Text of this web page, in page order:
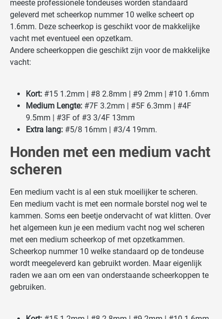
meeste professionele tondeuses worden standaard
geleverd met scheerkop nummer 10 welke scheert op
1.6mm. Deze scheerkop is geschikt voor de makkelijke
vacht met eventueel een opzetkam.
Andere scheerkoppen die geschikt zijn voor de makkelijke
vacht:
Kort: #15 1.2mm | #8 2.8mm | #9 2mm | #10 1.6mm
Medium Lengte: #7F 3.2mm | #5F 6.3mm | #4F
9.5mm | #3F of #3 3/4F 13mm
Extra lang: #5/8 16mm | #3/4 19mm.
Honden met een medium vacht
scheren
Een medium vacht is al een stuk moeilijker te scheren.
Een medium vacht is met een normale borstel nog wel te
kammen. Soms een beetje ondervacht of wat klitten. Over
het algemeen kun je een medium vacht nog wel scheren
met een medium scheerkop of met opzetkammen.
Scheerkop nummer 10 welke standaard op de tondeuse
wordt meegeleverd kan gebruikt worden. Maar eigenlijk
raden we aan om een van onderstaande scheerkoppen te
gebruiken.